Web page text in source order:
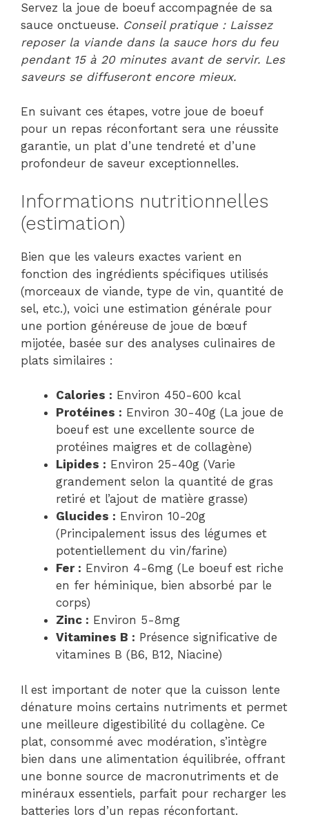
Servez la joue de boeuf accompagnée de sa
sauce onctueuse. Conseil pratique : Laissez
reposer la viande dans la sauce hors du feu
pendant 15 à 20 minutes avant de servir. Les
saveurs se diffuseront encore mieux.
En suivant ces étapes, votre joue de boeuf
pour un repas réconfortant sera une réussite
garantie, un plat d’une tendreté et d’une
profondeur de saveur exceptionnelles.
Informations nutritionnelles
(estimation)
Bien que les valeurs exactes varient en
fonction des ingrédients spécifiques utilisés
(morceaux de viande, type de vin, quantité de
sel, etc.), voici une estimation générale pour
une portion généreuse de joue de bœuf
mijotée, basée sur des analyses culinaires de
plats similaires :
Calories : Environ 450-600 kcal
Protéines : Environ 30-40g (La joue de
boeuf est une excellente source de
protéines maigres et de collagène)
Lipides : Environ 25-40g (Varie
grandement selon la quantité de gras
retiré et l’ajout de matière grasse)
Glucides : Environ 10-20g
(Principalement issus des légumes et
potentiellement du vin/farine)
Fer : Environ 4-6mg (Le boeuf est riche
en fer héminique, bien absorbé par le
corps)
Zinc : Environ 5-8mg
Vitamines B : Présence significative de
vitamines B (B6, B12, Niacine)
Il est important de noter que la cuisson lente
dénature moins certains nutriments et permet
une meilleure digestibilité du collagène. Ce
plat, consommé avec modération, s’intègre
bien dans une alimentation équilibrée, offrant
une bonne source de macronutriments et de
minéraux essentiels, parfait pour recharger les
batteries lors d’un repas réconfortant.